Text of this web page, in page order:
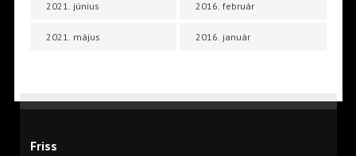
2021. június
2021. május
2016. február
2016. január
Friss